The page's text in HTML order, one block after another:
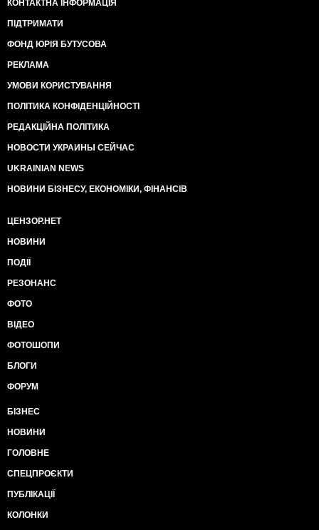
КОНТАКТНА ІНФОРМАЦІЯ
ПІДТРИМАТИ
ФОНД ЮРІЯ БУТУСОВА
РЕКЛАМА
УМОВИ КОРИСТУВАННЯ
ПОЛІТИКА КОНФІДЕНЦІЙНОСТІ
РЕДАКЦІЙНА ПОЛІТИКА
НОВОСТИ УКРАИНЫ СЕЙЧАС
UKRAINIAN NEWS
НОВИНИ БІЗНЕСУ, ЕКОНОМІКИ, ФІНАНСІВ
ЦЕНЗОР.НЕТ
НОВИНИ
ПОДІЇ
РЕЗОНАНС
ФОТО
ВІДЕО
ФОТОШОПИ
БЛОГИ
ФОРУМ
БІЗНЕС
НОВИНИ
ГОЛОВНЕ
СПЕЦПРОЄКТИ
ПУБЛІКАЦІЇ
КОЛОНКИ